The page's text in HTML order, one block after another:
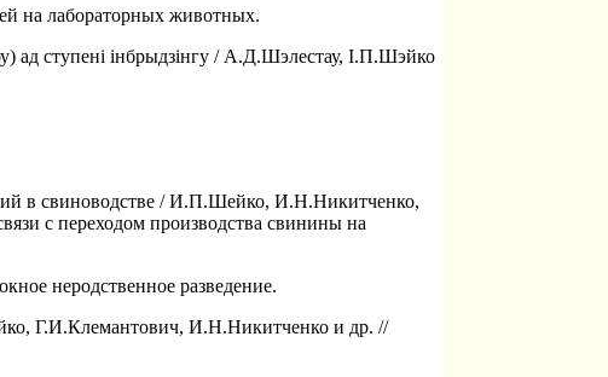
на лабораторных животных.
ад ступенi iнбрыдзiнгу / А.Д.Шэлестау, I.П.Шэйко
в свиноводстве / И.П.Шейко, И.Н.Никитченко,
с переходом производства свинины на
неродственное разведение.
Г.И.Клемантович, И.Н.Никитченко и др. //